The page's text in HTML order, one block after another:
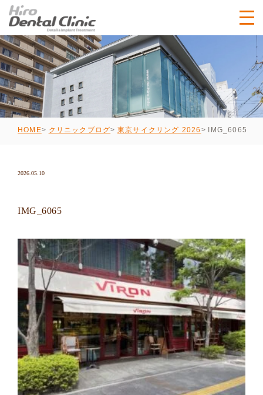
HOME クリニックブログ 東京サイクリング 2026 IMG_6065
2026.05.10
IMG_6065